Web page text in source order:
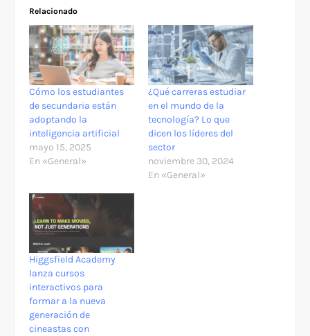
Relacionado
Cómo los estudiantes
de secundaria están
adoptando la
inteligencia artificial
mayo 15, 2025
En «General»
¿Qué carreras estudiar
en el mundo de la
tecnología? Lo que
dicen los líderes del
sector
noviembre 30, 2024
En «General»
Higgsfield Academy
lanza cursos
interactivos para
formar a la nueva
generación de
cineastas con